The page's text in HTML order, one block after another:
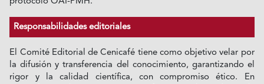
Responsabilidades editoriales
El Comité Editorial de Cenicafé tiene como objetivo velar por
la difusión y transferencia del conocimiento, garantizando el
rigor y la calidad científica, con compromiso ético. En